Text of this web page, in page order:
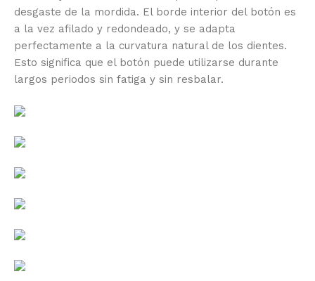
desgaste de la mordida. El borde interior del botón es
a la vez afilado y redondeado, y se adapta
perfectamente a la curvatura natural de los dientes.
Esto significa que el botón puede utilizarse durante
largos periodos sin fatiga y sin resbalar.